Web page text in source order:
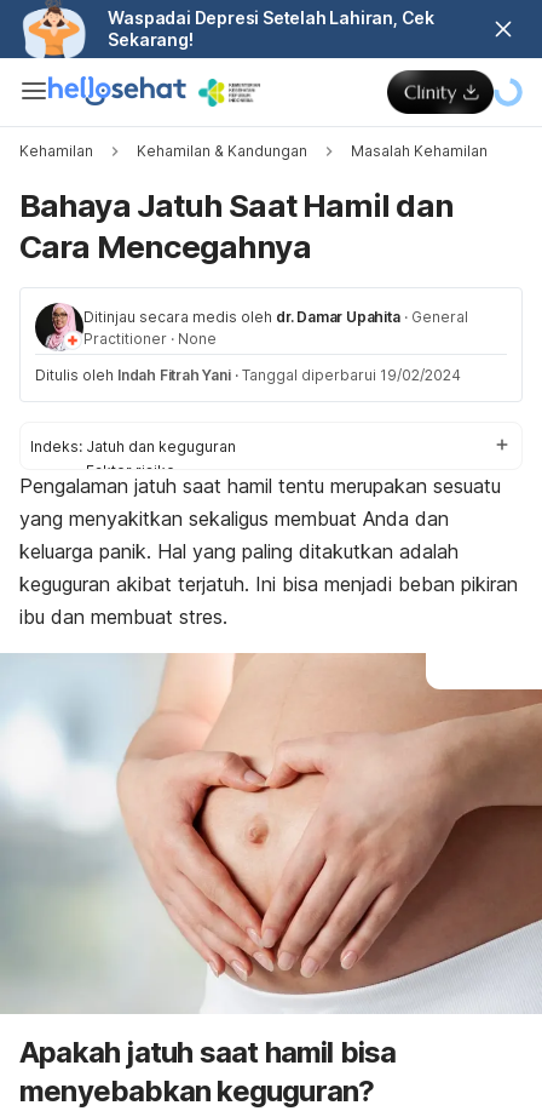
Waspadai Depresi Setelah Lahiran, Cek
Sekarang!
Kehamilan Kehamilan & Kandungan Masalah Kehamilan
Bahaya Jatuh Saat Hamil dan
Cara Mencegahnya
Ditinjau secara medis oleh dr. Damar Upahita · General
Practitioner · None
Ditulis oleh Indah Fitrah Yani · Tanggal diperbarui 19/02/2024
Indeks: Jatuh dan keguguran
Faktor risiko
Bahaya
Tips mencegah
Pengalaman jatuh saat hamil tentu merupakan sesuatu
yang menyakitkan sekaligus membuat Anda dan
keluarga panik. Hal yang paling ditakutkan adalah
keguguran akibat terjatuh. Ini bisa menjadi beban pikiran
ibu dan membuat stres.
Apakah jatuh saat hamil bisa
menyebabkan keguguran?